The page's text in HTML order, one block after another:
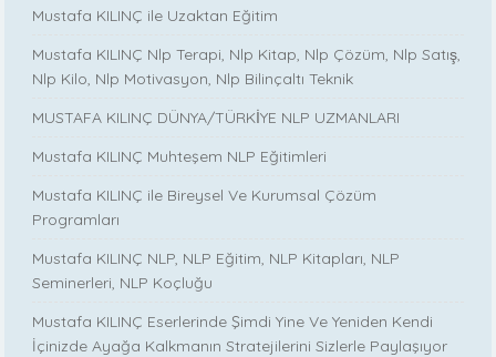
Mustafa KILINÇ ile Uzaktan Eğitim
Mustafa KILINÇ Nlp Terapi, Nlp Kitap, Nlp Çözüm, Nlp Satış,
Nlp Kilo, Nlp Motivasyon, Nlp Bilinçaltı Teknik
MUSTAFA KILINÇ DÜNYA/TÜRKİYE NLP UZMANLARI
Mustafa KILINÇ Muhteşem NLP Eğitimleri
Mustafa KILINÇ ile Bireysel Ve Kurumsal Çözüm
Programları
Mustafa KILINÇ NLP, NLP Eğitim, NLP Kitapları, NLP
Seminerleri, NLP Koçluğu
Mustafa KILINÇ Eserlerinde Şimdi Yine Ve Yeniden Kendi
İçinizde Ayağa Kalkmanın Stratejilerini Sizlerle Paylaşıyor